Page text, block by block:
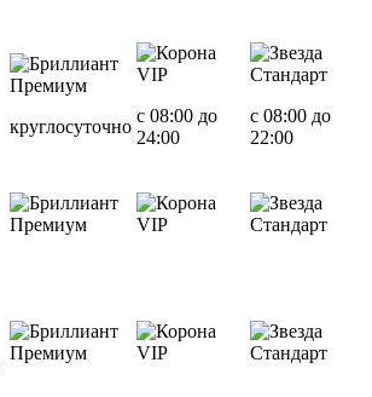
Премиум
круглосуточно
VIP
с 08:00 до
24:00
Стандарт
с 08:00 до
22:00
Премиум VIP Стандарт
Премиум VIP Стандарт